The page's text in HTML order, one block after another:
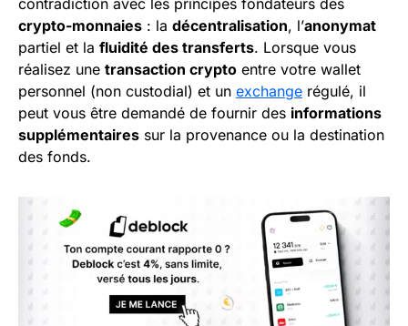
contradiction avec les principes fondateurs des
crypto-monnaies : la décentralisation, l’anonymat
partiel et la fluidité des transferts. Lorsque vous
réalisez une transaction crypto entre votre wallet
personnel (non custodial) et un exchange régulé, il
peut vous être demandé de fournir des informations
supplémentaires sur la provenance ou la destination
des fonds.